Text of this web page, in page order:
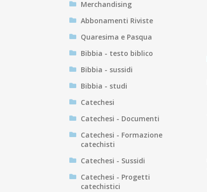
Merchandising
Abbonamenti Riviste
Quaresima e Pasqua
Bibbia - testo biblico
Bibbia - sussidi
Bibbia - studi
Catechesi
Catechesi - Documenti
Catechesi - Formazione
catechisti
Catechesi - Sussidi
Catechesi - Progetti
catechistici